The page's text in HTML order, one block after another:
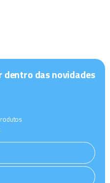
dentro das novidades